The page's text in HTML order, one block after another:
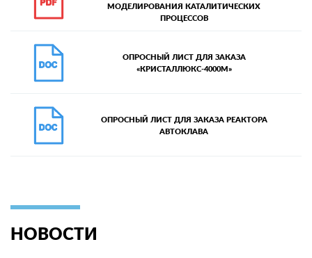
МОДЕЛИРОВАНИЯ КАТАЛИТИЧЕСКИХ
ПРОЦЕССОВ
ОПРОСНЫЙ ЛИСТ ДЛЯ ЗАКАЗА
«КРИСТАЛЛЮКС-4000М»
ОПРОСНЫЙ ЛИСТ ДЛЯ ЗАКАЗА РЕАКТОРА
АВТОКЛАВА
НОВОСТИ